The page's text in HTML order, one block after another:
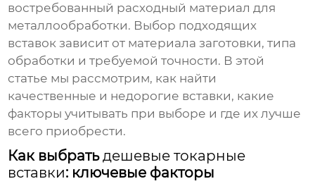
востребованный расходный материал для
металлообработки. Выбор подходящих
вставок зависит от материала заготовки, типа
обработки и требуемой точности. В этой
статье мы рассмотрим, как найти
качественные и недорогие вставки, какие
факторы учитывать при выборе и где их лучше
всего приобрести.
Как выбратьдешевые токарные
вставки: ключевые факторы